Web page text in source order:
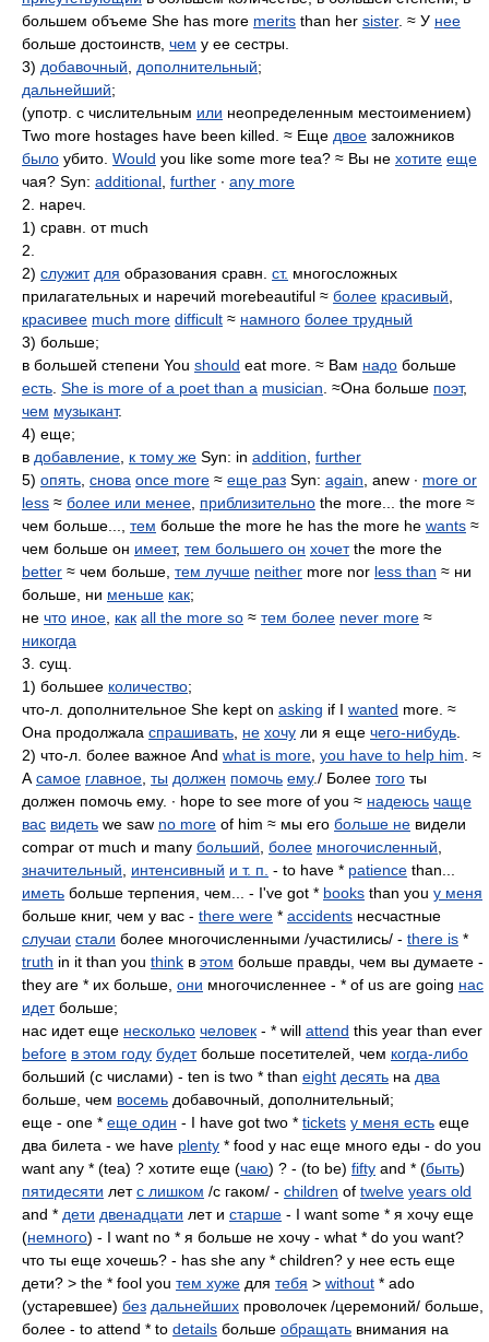
большем объеме She has more merits than her sister. ≈ У нее
больше достоинств, чем у ее сестры.
3) добавочный дополнительный;
дальнейший;
(употр. с числительным или неопределенным местоимением)
Two more hostages have been killed. ≈ Еще двое заложников
было убито. Would you like some more tea? ≈ Вы не хотите еще
чая? Syn: additional further ∙ any more
2. нареч.
1) сравн. от much
2.
2) служит для образования сравн. ст. многосложных
прилагательных и наречий morebeautiful ≈ более красивый
красивее much more difficult ≈ намного более трудный
3) больше;
в большей степени You should eat more. ≈ Вам надо больше
есть She is more of a poet than a musician . ≈Она больше поэт,
чем музыкант.
4) еще;
в добавление к тому же Syn: in addition further
5) опять снова once more ≈ еще раз Syn: again , anew ∙ more or
less ≈ более или менее приблизительно the more... the more ≈
чем больше..., тем больше the more he has the more he wants ≈
чем больше он имеет, тем большего он хочетthe more the
better ≈ чем больше, тем лучше neither more nor less than ≈ ни
больше, ни меньше как;
не что иное как all the more so ≈ тем более never more ≈
никогда
3. сущ.
1) большее количество;
что-л. дополнительное She kept on asking if I wanted more. ≈
Она продолжала спрашивать не хочу ли я еще чего-нибудь
2) что-л. более важное And what is more you have to help him . ≈
А самое главное ты должен помочь ему./ Более того ты
должен помочь ему. ∙ hope to see more of you ≈ надеюсь чаще
вас видеть we saw no more of him ≈ мы его больше не видели
compar от much и many больший более многочисленный
значительный
интенсивный и т. п. - to have * patience than...
иметь больше терпения, чем... - I've got * books than you у меня
больше книг, чем у вас - there were * accidents несчастные
случаи стали более многочисленными /участились/ - there is *
truth in it than you think в этом больше правды, чем вы думаете -
they are * их больше, они многочисленнее - * of us are going нас
идетбольше;
нас идет еще несколько человек - * will attend this year than ever
before в этом году будетбольше посетителей, чем когда-либо
больший (с числами) - ten is two * than eight десять на два
больше, чем восемь добавочный, дополнительный;
еще - one * еще один - I have got two * tickets у меня есть еще
два билета - we have plenty * food у нас еще много еды - do you
want any * (tea) ? хотите еще (чаю) ? - (to be) fifty and * (быть)
пятидесяти летс лишком /с гаком/ - children of twelve years old
and * дети двенадцати лет и старше - I want some * я хочу еще
(немного) - I want no * я больше не хочу - what * do you want?
что ты еще хочешь? - has she any * children? у нее есть еще
дети? > the * fool you тем хуже для тебя > without * ado
(устаревшее) без дальнейших проволочек /церемоний/ больше,
более - to attend * to details больше обращать внимания на